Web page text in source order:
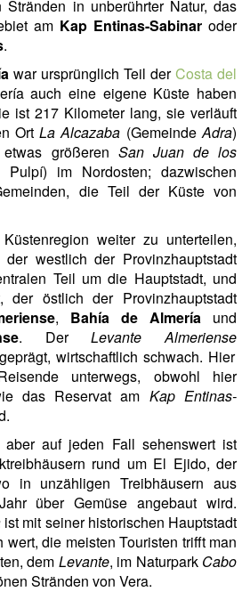
Stränden in unberührter Natur, das
am Kap Entinas-Sabinar oder
.
war ursprünglich Teil derCosta del
auch eine eigene Küste haben
ist 217 Kilometer lang, sie verläuft
OrtLa Alcazaba (GemeindeAdra)
größeren San Juan de los
Pulpí) im Nordosten; dazwischen
die Teil der Küste von
weiter zu unterteilen,
westlich der Provinzhauptstadt
Teil um die Hauptstadt, und
der östlich der Provinzhauptstadt
, Bahía de Almería und
. DerLevante Almeriense
wirtschaftlich schwach. Hier
unterwegs, obwohl hier
das Reservat am Kap Entinas-
auf jeden Fall sehenswert ist
rund um El Ejido, der
in unzähligen Treibhäusern aus
über Gemüse angebaut wird.
ist mit seiner historischen Hauptstadt
die meisten Touristen trifft man
dem Levante, im Naturpark Cabo
Stränden von Vera.